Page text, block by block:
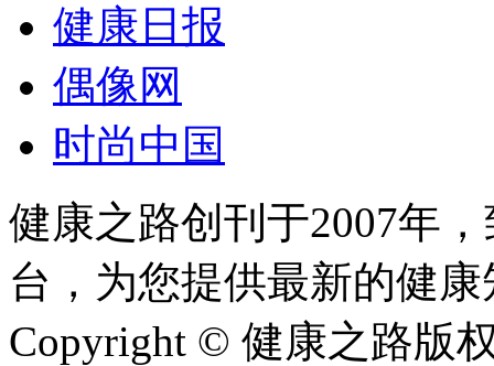
健康日报
偶像网
时尚中国
健康之路创刊于2007年
台，为您提供最新的健康
Copyright © 健康之路版